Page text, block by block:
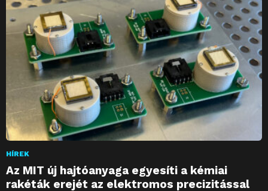
HÍREK
Az MIT új hajtóanyaga egyesíti a kémiai
rakéták erejét az elektromos precizitással